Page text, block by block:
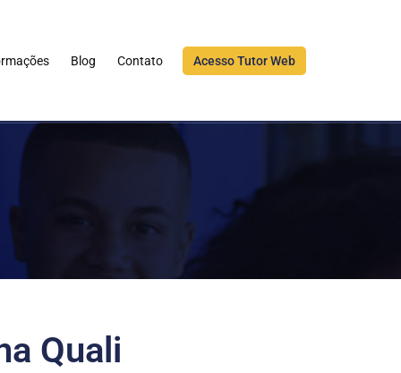
Blog Contato Acesso Tutor Web
Quali